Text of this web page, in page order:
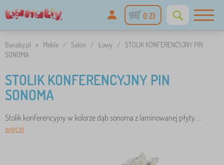
0 Zł
Banaby.pl » Meble / Salon / Ławy / STOLIK KONFERENCYJNY PIN
SONOMA
STOLIK KONFERENCYJNY PIN
SONOMA
Stolik konferencyjny w kolorze dąb sonoma z laminowanej płyty. ..
więcej